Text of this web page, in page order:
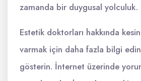
zamanda bir duygusal yolculuk.
Estetik doktorları hakkında
varmak için daha fazla bilgi
gösterin. İnternet üzerinde